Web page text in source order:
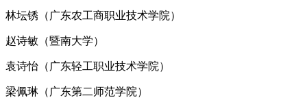
林坛锈（广东农工商职业技术学院）
赵诗敏（暨南大学）
袁诗怡（广东轻工职业技术学院）
梁佩琳（广东第二师范学院）